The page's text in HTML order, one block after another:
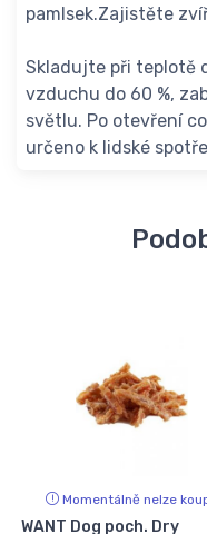
pamlsek.Zajistěte
Skladujte při teplotě
vzduchu do 60 %,
světlu. Po otevření
určeno k lidské
Momentálně nelze
WANT Dog poch. Dry